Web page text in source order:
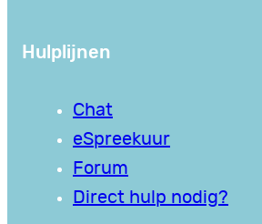
Hulplijnen
Chat
eSpreekuur
Forum
Direct hulp nodig?